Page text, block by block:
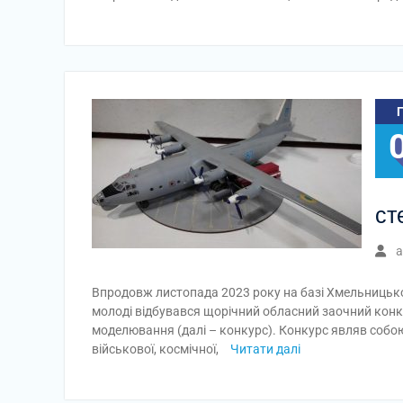
Впродовж листопада 2023 року на базі
молоді відбувався щорічний обласний заочний
моделювання (далі – конкурс). Конкурс являв
військової, космічної,
Читати далі